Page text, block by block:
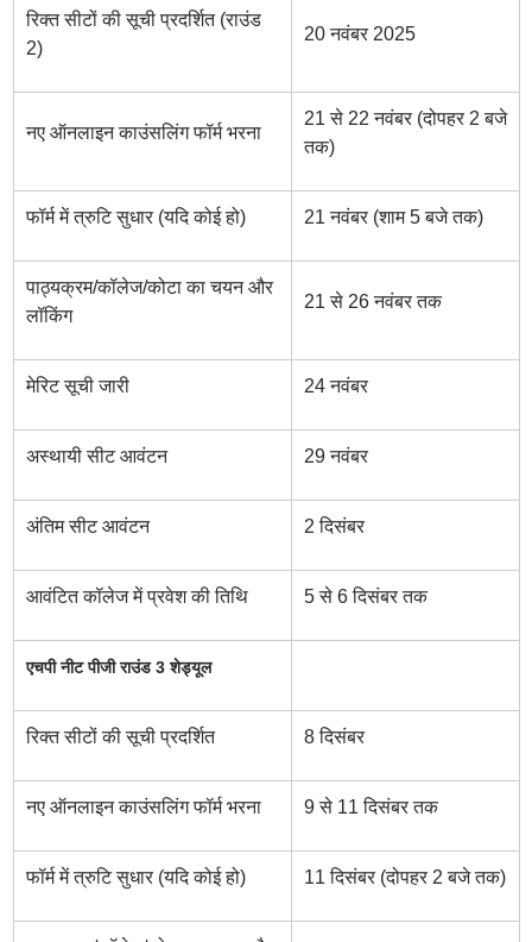
रिक्त सीटों की सूची प्रदर्शित (राउंड
2)
20 नवंबर 2025
नए ऑनलाइन काउंसलिंग फॉर्म भरना
21 से 22 नवंबर (दोपहर 2 बजे
तक)
फॉर्म में त्रुटि सुधार (यदि कोई हो) 21 नवंबर (शाम 5 बजे तक)
पाठ्यक्रम/कॉलेज/कोटा का चयन और
लॉकिंग
21 से 26 नवंबर तक
मेरिट सूची जारी 24 नवंबर
अस्थायी सीट आवंटन 29 नवंबर
अंतिम सीट आवंटन 2 दिसंबर
आवंटित कॉलेज में प्रवेश की तिथि 5 से 6 दिसंबर तक
एचपी नीट पीजी राउंड 3 शेड्यूल
रिक्त सीटों की सूची प्रदर्शित 8 दिसंबर
नए ऑनलाइन काउंसलिंग फॉर्म भरना 9 से 11 दिसंबर तक
फॉर्म में त्रुटि सुधार (यदि कोई हो) 11 दिसंबर (दोपहर 2 बजे तक)